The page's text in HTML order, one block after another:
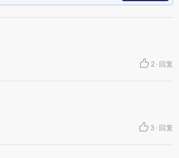
2 · 回复
3 · 回复